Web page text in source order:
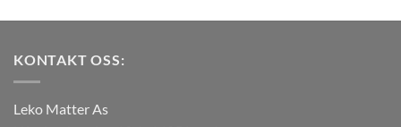
flere
Alternativene
på
flere
KONTAKT OSS:
Leko Matter As